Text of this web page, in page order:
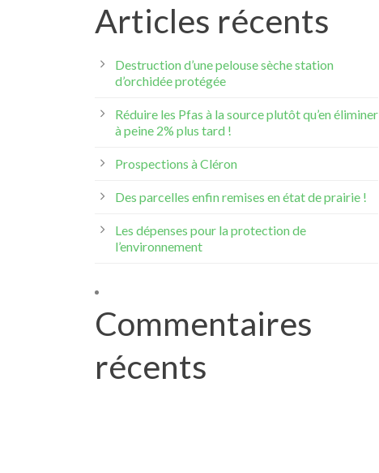
Articles récents
Destruction d’une pelouse sèche station
d’orchidée protégée
Réduire les Pfas à la source plutôt qu’en éliminer
à peine 2% plus tard !
Prospections à Cléron
Des parcelles enfin remises en état de prairie !
Les dépenses pour la protection de
l’environnement
Commentaires
récents